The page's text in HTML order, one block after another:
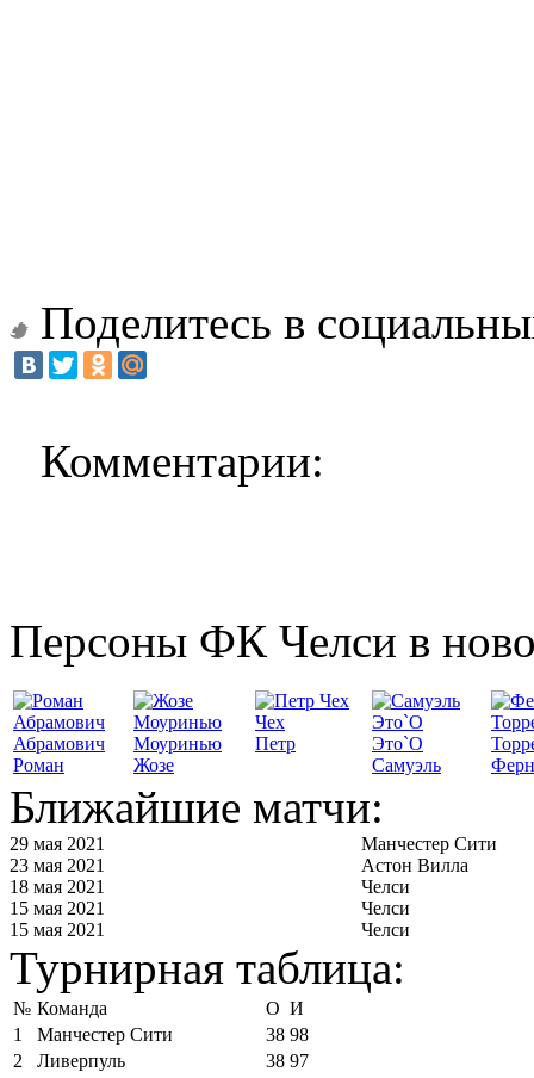
Поделитесь в
Комментарии:
Персоны ФК Челси в
Абрамович
Роман
Моуринью
Жозе
Чех
Петр
Это`О
Самуэль
Ближайшие матчи:
29 мая 2021
Манчестер Сити
23 мая 2021
Астон Вилла
18 мая 2021
Челси
15 мая 2021
Челси
15 мая 2021
Челси
Турнирная таблица:
№ Команда О И
1
Манчестер Сити 38 98
2
Ливерпуль 38 97